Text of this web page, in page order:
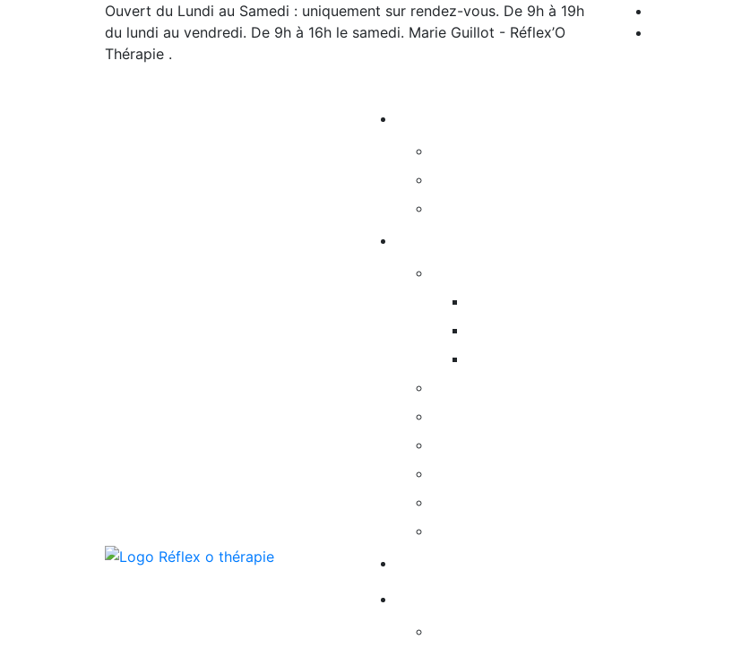
Ouvert du Lundi au Samedi : uniquement sur rendez-vous. De 9h à 19h
du lundi au vendredi. De 9h à 16h le samedi. Marie Guillot - Réflex’O
Thérapie .